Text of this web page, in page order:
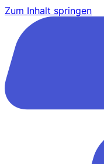
Zum Inhalt springen